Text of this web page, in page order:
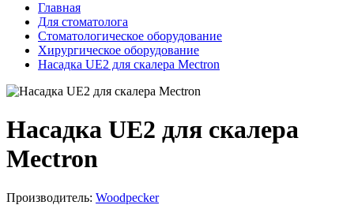
Главная
Для стоматолога
Стоматологическое оборудование
Хирургическое оборудование
Насадка UE2 для скалера Mectron
Насадка UE2 для скалера
Mectron
Производитель: Woodpecker